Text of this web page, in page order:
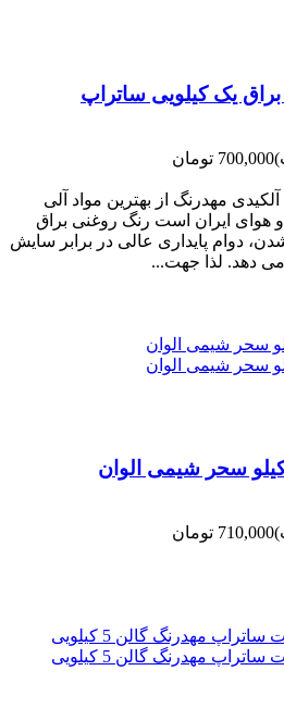
یک کیلویی ساتراپ
700,000 تومان
مهدرنگ از بهترین مواد آلی
هوای ایران است رنگ روغنی براق
دوام ﭘﺎﯾﺪاری عالی در ﺑﺮاﺑﺮ ﺳﺎﯾﺶ
دﻫﺪ. ﻟﺬا ﺟﻬﺖ...
سحر شیمی الوان
710,000 تومان